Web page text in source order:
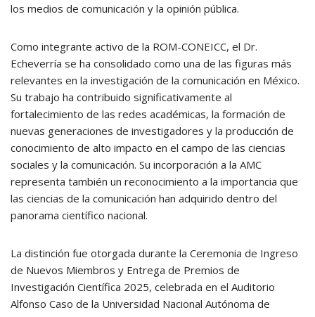
los medios de comunicación y la opinión pública.
Como integrante activo de la ROM-CONEICC, el Dr.
Echeverría se ha consolidado como una de las figuras más
relevantes en la investigación de la comunicación en México.
Su trabajo ha contribuido significativamente al
fortalecimiento de las redes académicas, la formación de
nuevas generaciones de investigadores y la producción de
conocimiento de alto impacto en el campo de las ciencias
sociales y la comunicación. Su incorporación a la AMC
representa también un reconocimiento a la importancia que
las ciencias de la comunicación han adquirido dentro del
panorama científico nacional.
La distinción fue otorgada durante la Ceremonia de Ingreso
de Nuevos Miembros y Entrega de Premios de
Investigación Científica 2025, celebrada en el Auditorio
Alfonso Caso de la Universidad Nacional Autónoma de